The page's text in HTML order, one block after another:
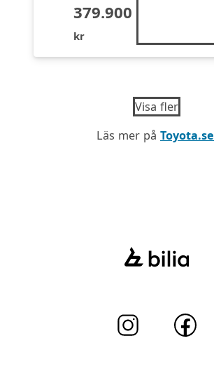
379.900
kr
Visa fler
Läs mer på Toyota.se